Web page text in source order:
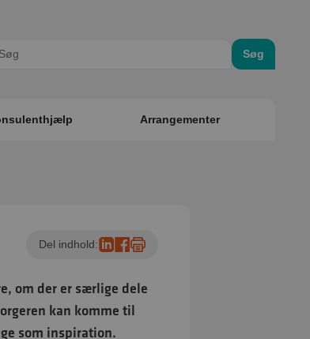
Søg
Arrangementer
Del indhold:
om der er særlige dele
kan komme til
som inspiration.